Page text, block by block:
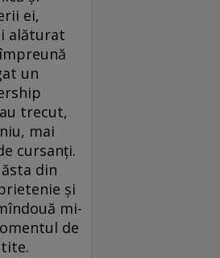
ei,
alăturat
un
trecut,
mai
cursanţi.
din
şi
mi-
de